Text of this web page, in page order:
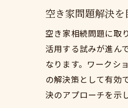
空き家問題解決
空き家相続問題に取
活用する試みが進ん
なります。ワークシ
の解決策として有効
決のアプローチを示